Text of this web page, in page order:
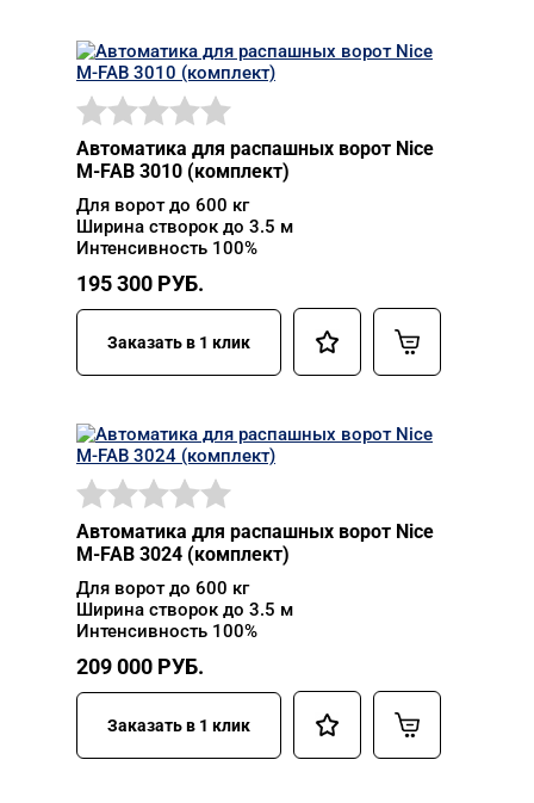
Автоматика для распашных ворот Nice
M-FAB 3010 (комплект)
Для ворот до 600 кг
Ширина створок до 3.5 м
Интенсивность 100%
195 300 РУБ.
Заказать в 1 клик
Автоматика для распашных ворот Nice
M-FAB 3024 (комплект)
Для ворот до 600 кг
Ширина створок до 3.5 м
Интенсивность 100%
209 000 РУБ.
Заказать в 1 клик